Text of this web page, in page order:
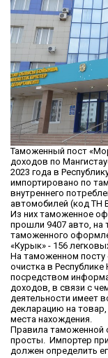
Таможенный пост
доходов по
2023 года в
импортировано по
внутреннего
автомобилей (код ТН
Из них таможенное
прошли 9407 авто, на
таможенного
«Курык» - 156
На таможенном посту
очистка в
посредством
доходов, в связи с
деятельности имеет
декларацию на
места нахождения.
Правила таможенной
просты. Импортер
должен определить